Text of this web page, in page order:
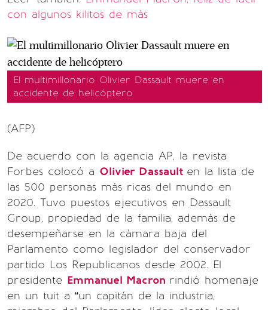
con algunos kilitos de más
El multimillonario Olivier Dassault muere en
accidente de helicóptero
(AFP)
De acuerdo con la agencia AP, la revista
Forbes colocó a Olivier Dassault en la lista de
las 500 personas más ricas del mundo en
2020. Tuvo puestos ejecutivos en Dassault
Group, propiedad de la familia, además de
desempeñarse en la cámara baja del
Parlamento como legislador del conservador
partido Los Republicanos desde 2002. El
presidente Emmanuel Macron rindió homenaje
en un tuit a “un capitán de la industria,